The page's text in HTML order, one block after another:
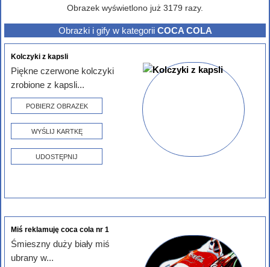
Obrazek wyświetlono już 3179 razy.
Obrazki i gify w kategorii COCA COLA
Kolczyki z kapsli
Piękne czerwone kolczyki
zrobione z kapsli...
POBIERZ OBRAZEK
WYŚLIJ KARTKĘ
UDOSTĘPNIJ
Miś reklamuję coca cola nr 1
Śmieszny duży biały miś
ubrany w...